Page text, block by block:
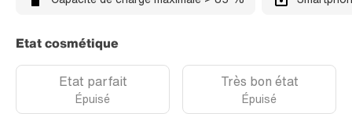
Etat cosmétique
Etat parfait
Épuisé
Très bon état
Épuisé